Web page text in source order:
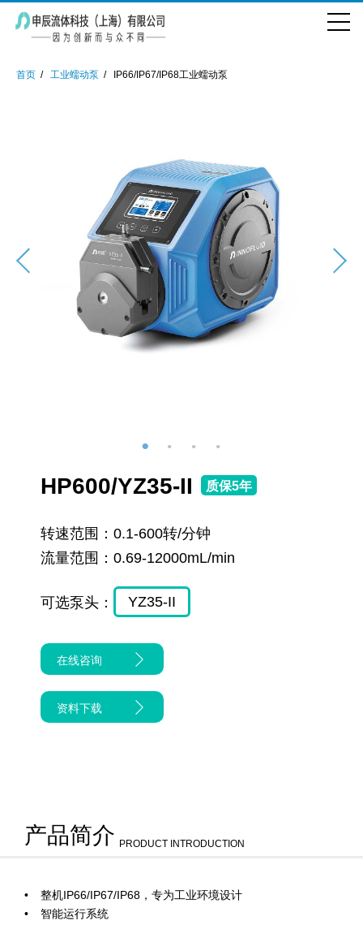
首页 工业蠕动泵 IP66/IP67/IP68工业蠕动泵
HP600/YZ35-II 质保5年
转速范围： 0.1-600转/分钟
流量范围： 0.69-12000mL/min
可选泵头： YZ35-II
在线咨询
资料下载
产品简介 PRODUCT INTRODUCTION
整机IP66/IP67/IP68，专为工业环境设计
智能运行系统